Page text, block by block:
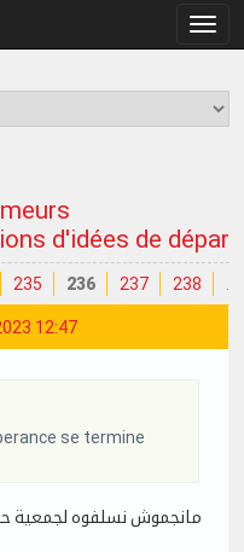
la
d'idées de
235 236 237 238
12:47
se termine
مانجموش نسلفوه لجمعية